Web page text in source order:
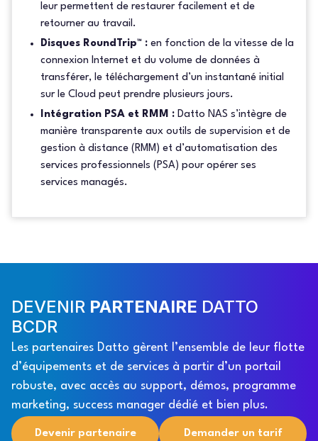
leur permettent de restaurer facilement et de
retourner au travail.
Disques RoundTrip™ : en fonction de la vitesse de la
connexion Internet et du volume de données à
transférer, le téléchargement d’un instantané initial
sur le Cloud peut prendre plusieurs jours.
Intégration PSA et RMM : Datto NAS s’intègre de
manière transparente aux outils de supervision et de
gestion à distance (RMM) et d’automatisation des
services professionnels (PSA) pour opérer ses
services managés.
DEVENIR PARTENAIRE DATTO
BCDR
Les partenaires Datto gèrent l’ensemble de leur flotte
d’équipements et de services à partir d’un portail
robuste, avec accès au support, démos, programme
marketing, success manager dédié et bien plus.
Devenir partenaire Demander un tarif